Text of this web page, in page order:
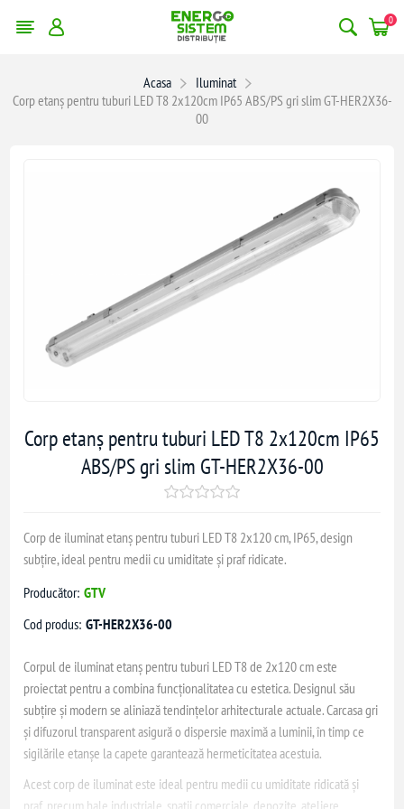
0
Acasa
Iluminat
Corp etanș pentru tuburi LED T8 2x120cm IP65 ABS/PS gri slim GT-HER2X36-
00
Corp etanș pentru tuburi LED T8 2x120cm IP65
ABS/PS gri slim GT-HER2X36-00
Corp de iluminat etanș pentru tuburi LED T8 2x120 cm, IP65, design
subțire, ideal pentru medii cu umiditate și praf ridicate.
Producător: GTV
Cod produs: GT-HER2X36-00
Corpul de iluminat etanș pentru tuburi LED T8 de 2x120 cm este
proiectat pentru a combina funcționalitatea cu estetica. Designul său
subțire și modern se aliniază tendințelor arhitecturale actuale. Carcasa gri
și difuzorul transparent asigură o dispersie maximă a luminii, în timp ce
sigilările etanșe la capete garantează hermeticitatea acestuia.
Acest corp de iluminat este ideal pentru medii cu umiditate ridicată și